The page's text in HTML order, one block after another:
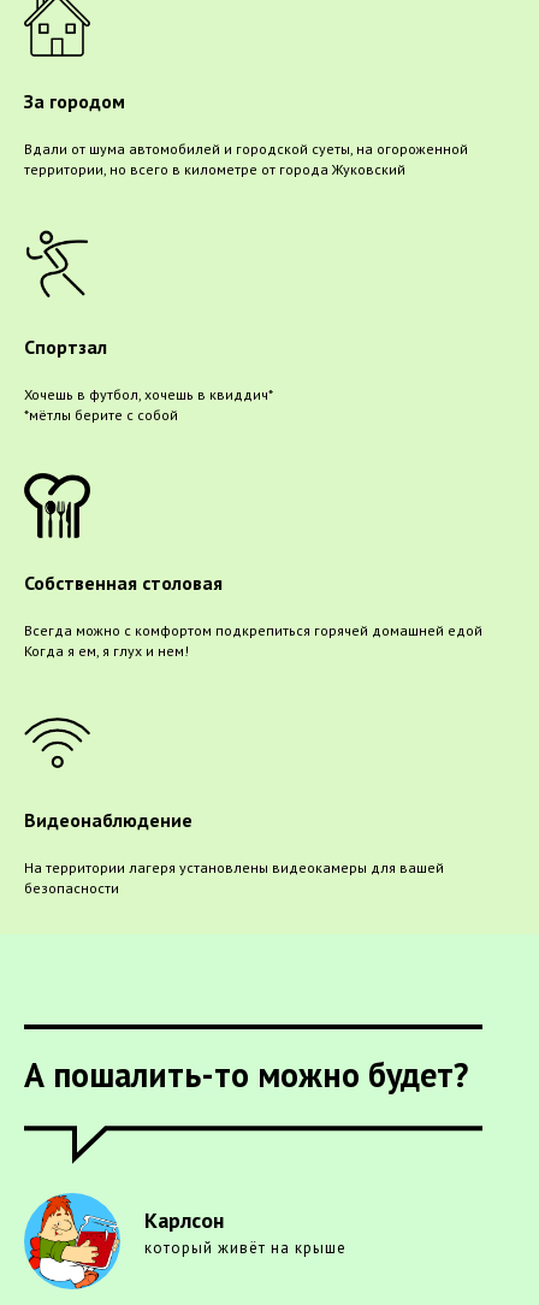
За городом
Вдали от шума автомобилей и городской суеты, на огороженной
территории, но всего в километре от города Жуковский
Спортзал
Хочешь в футбол, хочешь в квиддич*
*мётлы берите с собой
Собственная столовая
Всегда можно с комфортом подкрепиться горячей домашней едой
Когда я ем, я глух и нем!
Видеонаблюдение
На территории лагеря установлены видеокамеры для вашей
безопасности
А пошалить-то можно будет?
Карлсон
который живёт на крыше